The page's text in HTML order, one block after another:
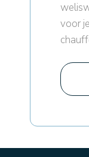
voor